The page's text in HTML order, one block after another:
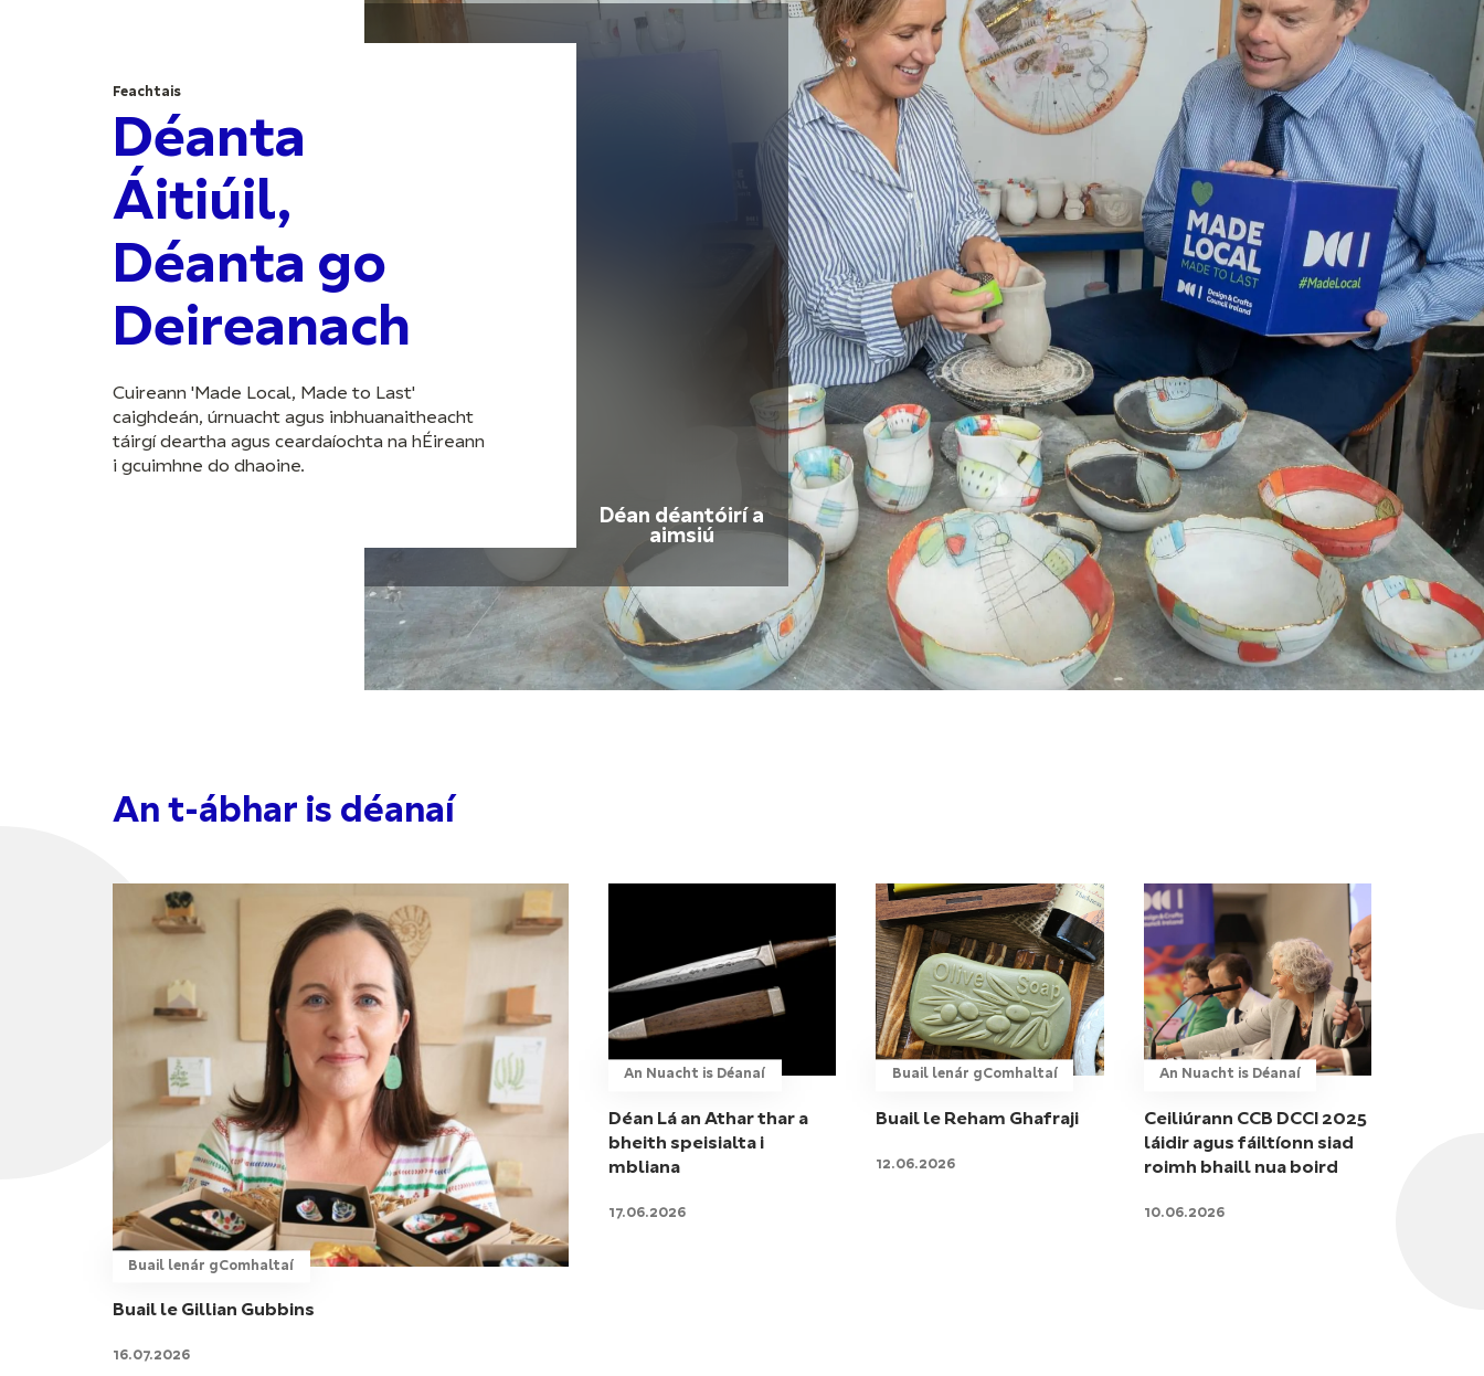
Feachtais
Déanta
Áitiúil,
Déanta go
Deireanach
Cuireann 'Made Local, Made to Last'
caighdeán, úrnuacht agus inbhuanaitheacht
táirgí deartha agus ceardaíochta na hÉireann
i gcuimhne do dhaoine.
Déan déantóirí a
aimsiú
An t-ábhar is déanaí
Buail lenár gComhaltaí
Buail le Gillian Gubbins
16.07.2026
An Nuacht is Déanaí
Déan Lá an Athar thar a
bheith speisialta i
mbliana
17.06.2026
Buail lenár gComhaltaí
Buail le Reham Ghafraji
12.06.2026
An Nuacht is Déanaí
Ceiliúrann CCB DCCI 2025
láidir agus fáiltíonn siad
roimh bhaill nua boird
10.06.2026